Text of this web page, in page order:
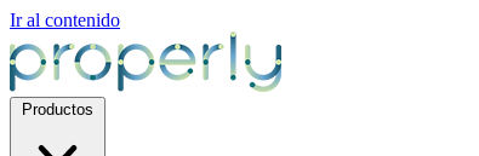
Ir al contenido